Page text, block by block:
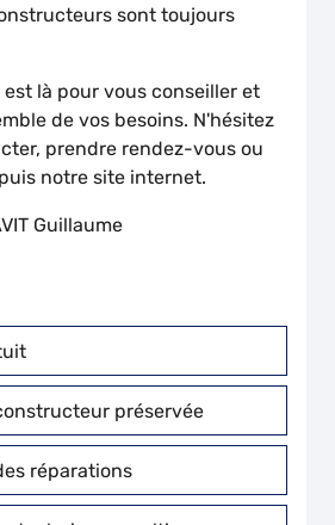
sont toujours
est là pour vous conseiller et
de vos besoins. N'hésitez
prendre rendez-vous ou
notre site internet.
Guillaume
préservée
réparations